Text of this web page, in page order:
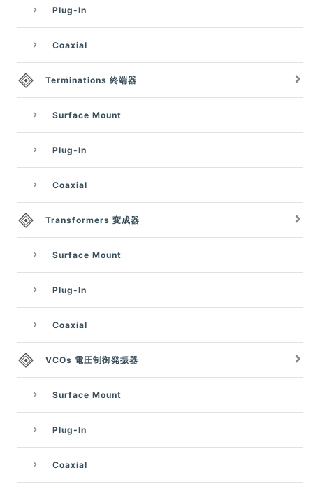
Plug-In
Coaxial
Terminations 終端器
Surface Mount
Plug-In
Coaxial
Transformers 変成器
Surface Mount
Plug-In
Coaxial
VCOs 電圧制御発振器
Surface Mount
Plug-In
Coaxial